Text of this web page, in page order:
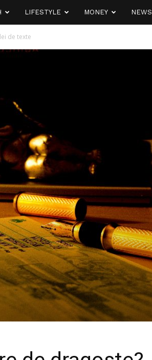
LIFESTYLE MONEY NEWS
de texte